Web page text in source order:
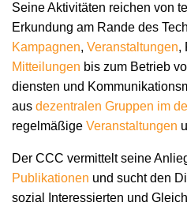
Seine Aktivitäten reichen von
Erkundung am Rande des
Kampagnen, Veranstaltungen,
Mitteilungen bis zum Betrieb
diensten und
aus dezentralen Gruppen im
regelmäßige Veranstaltungen
Der CCC vermittelt seine
Publikationen und sucht den
sozial Interessierten und